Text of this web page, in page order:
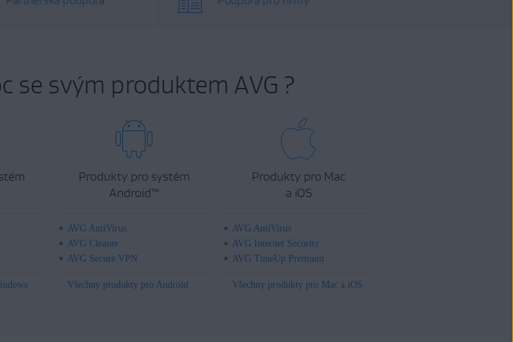
se svým produktem AVG ?
Produkty pro systém
Android™
AVG AntiVirus
AVG Cleaner
AVG Secure VPN
Všechny produkty pro Android
Produkty pro Mac
a iOS
AVG AntiVirus
AVG Internet Security
AVG TuneUp Premium
Všechny produkty pro Mac a iOS